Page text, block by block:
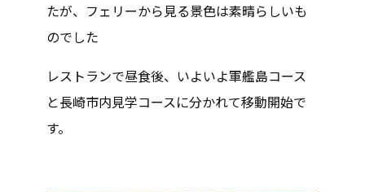
たが、フェリーから見る景色は素晴らしいも
のでした
レストランで昼食後、いよいよ軍艦島コース
と長崎市内見学コースに分かれて移動開始で
す。